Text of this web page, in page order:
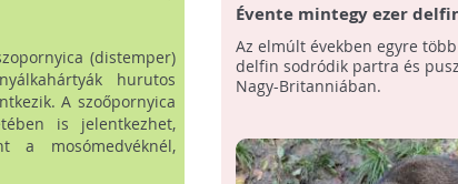
(distemper)
hurutos
A szoőpornyica
is jelentkezhet,
a mosómedvéknél,
Évente mintegy ezer
bálna vetődik partra
Britanniában
Az elmúlt években egyre
delfin sodródik partra és
Nagy-Britanniában.